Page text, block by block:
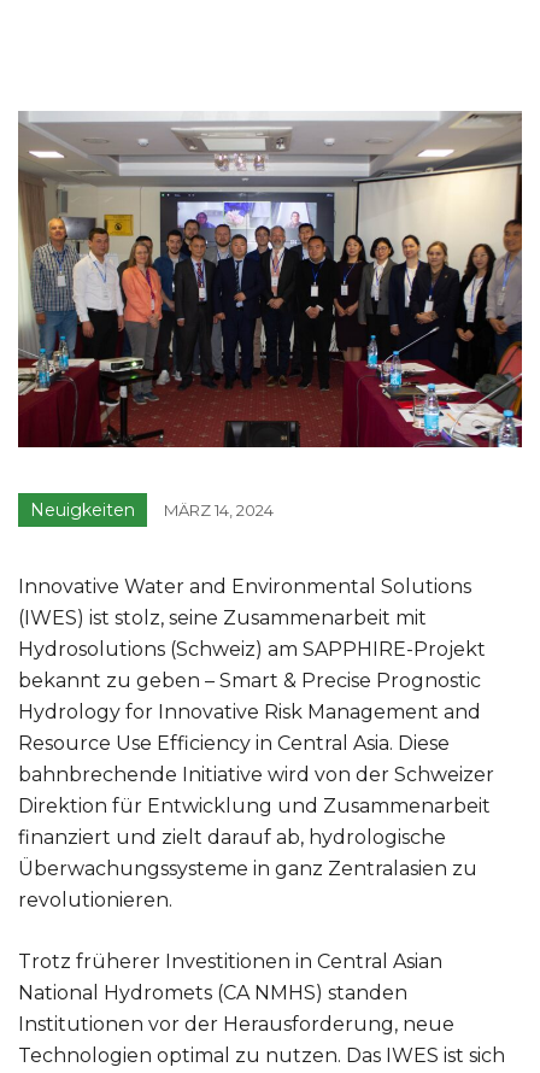
Neuigkeiten MÄRZ 14, 2024
Innovative Water and Environmental Solutions
(IWES) ist stolz, seine Zusammenarbeit mit
Hydrosolutions (Schweiz) am SAPPHIRE-Projekt
bekannt zu geben – Smart & Precise Prognostic
Hydrology for Innovative Risk Management and
Resource Use Efficiency in Central Asia. Diese
bahnbrechende Initiative wird von der Schweizer
Direktion für Entwicklung und Zusammenarbeit
finanziert und zielt darauf ab, hydrologische
Überwachungssysteme in ganz Zentralasien zu
revolutionieren.
Trotz früherer Investitionen in Central Asian
National Hydromets (CA NMHS) standen
Institutionen vor der Herausforderung, neue
Technologien optimal zu nutzen. Das IWES ist sich